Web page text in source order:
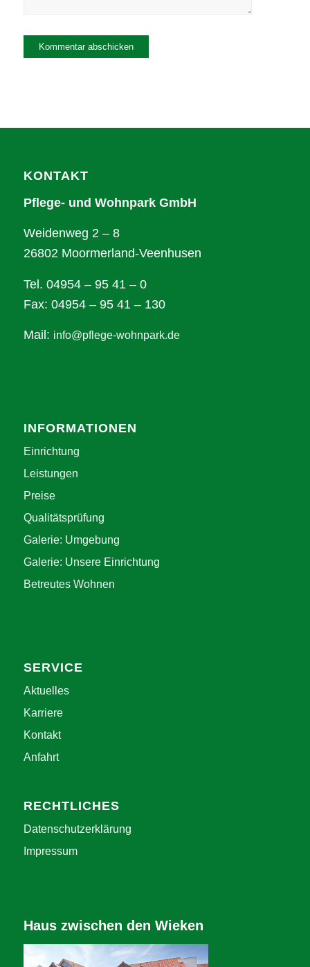
KONTAKT
Pflege- und Wohnpark GmbH
Weidenweg 2 – 8
26802 Moormerland-Veenhusen
Tel. 04954 – 95 41 – 0
Fax: 04954 – 95 41 – 130
Mail: info@pflege-wohnpark.de
INFORMATIONEN
Einrichtung
Leistungen
Preise
Qualitätsprüfung
Galerie: Umgebung
Galerie: Unsere Einrichtung
Betreutes Wohnen
SERVICE
Aktuelles
Karriere
Kontakt
Anfahrt
RECHTLICHES
Datenschutzerklärung
Impressum
Haus zwischen den Wieken